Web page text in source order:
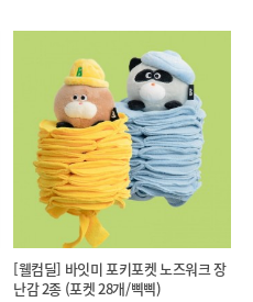
[웰컴딜] 바잇미 포키포켓 노즈워크 장
난감 2종 (포켓 28개/삑삑)